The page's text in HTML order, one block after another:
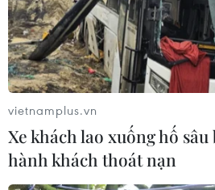
06/08/2026 04:37
Cảnh báo lũ quét, sạt lở đất ở
khu vực Bắc Bộ và Thanh Hóa
Mưa lớn kéo dài gây thiệt hại
vietnamplus.vn
Xe khách lao xuống hố sâu
hành khách thoát nạn